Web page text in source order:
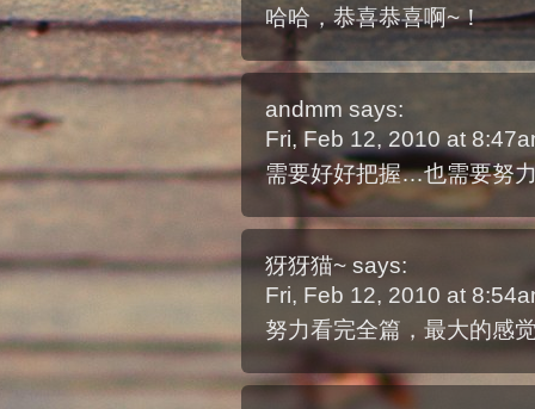
哈哈，恭喜恭喜啊~！
andmm says:
Fri, Feb 12, 2010 at
需要好好把握…也需要努
犽犽猫~ says:
Fri, Feb 12, 2010 at
努力看完全篇，最大的